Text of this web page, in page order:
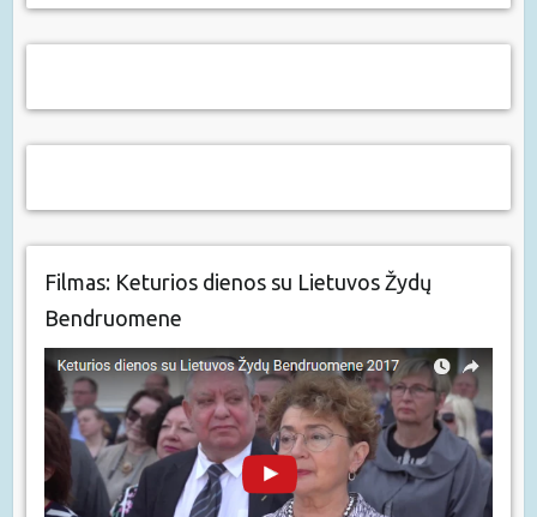
Filmas: Keturios dienos su Lietuvos Žydų
Bendruomene